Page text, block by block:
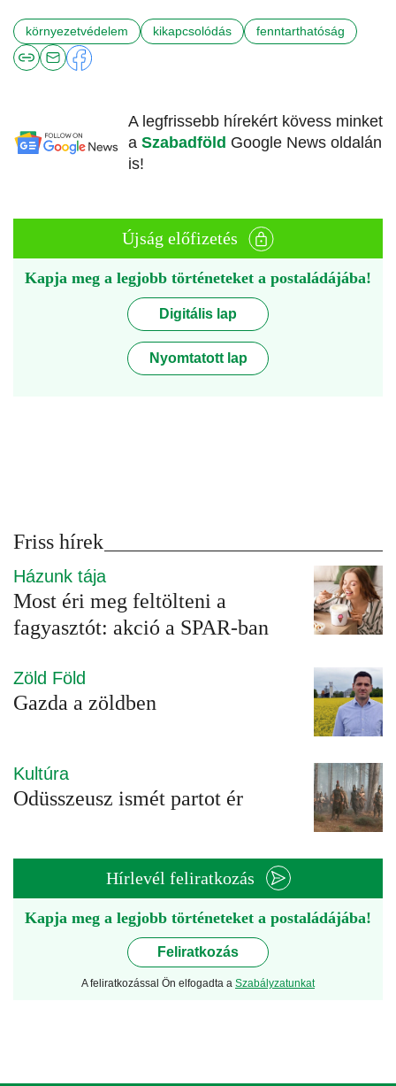
környezetvédelem kikapcsolódás fenntarthatóság
A legfrissebb hírekért kövess minket
a Szabadföld Google News oldalán
is!
Újság előfizetés
Kapja meg a legjobb történeteket a postaládájába!
Digitális lap
Nyomtatott lap
Friss hírek
Házunk tája
Most éri meg feltölteni a
fagyasztót: akció a SPAR-ban
Zöld Föld
Gazda a zöldben
Kultúra
Odüsszeusz ismét partot ér
Hírlevél feliratkozás
Kapja meg a legjobb történeteket a postaládájába!
Feliratkozás
A feliratkozással Ön elfogadta a Szabályzatunkat